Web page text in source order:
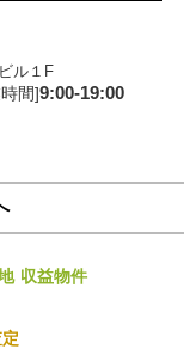
ル１F
間]9:00-19:00
収益物件